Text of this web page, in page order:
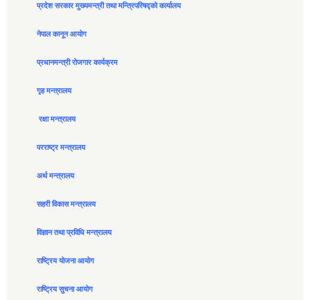
प्रदेश सरकार मुख्यमन्त्री तथा मन्त्रिपरिषद्को कार्यालय
नेपाल कानून आयोग
प्रधानमन्त्री रोजगार कार्यक्रम
गृह मन्त्रालय
रक्षा मन्त्रालय
परराष्ट्र मन्त्रालय
अर्थ मन्त्रालय
सहरी विकास मन्त्रालय
विज्ञान तथा प्रविधि मन्त्रालय
राष्ट्रिय योजना आयोग
राष्ट्रिय सुचना आयोग